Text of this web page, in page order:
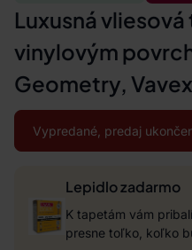
Luxusná
vinylovým
Geometry, Vavex
Vypredané, predaj
Lepidlo zadarmo
K tapetám vám
presne toľko, koľko